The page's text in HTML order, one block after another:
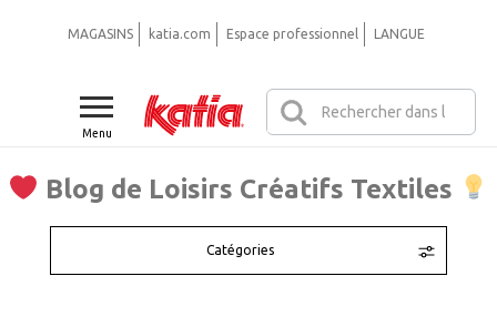
Menu
Blog de Loisirs Créatifs Textiles
Catégories
MAGASINS katia.com Espace professionnel LANGUE